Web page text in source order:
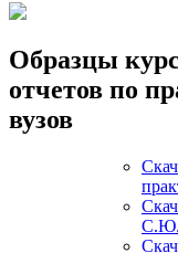
Образцы
отчетов по
вузов
С.Ю.